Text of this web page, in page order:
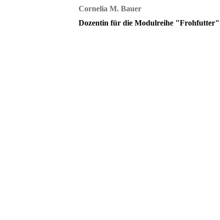
Cornelia M. Bauer
Dozentin für die Modulreihe "Frohfutter"